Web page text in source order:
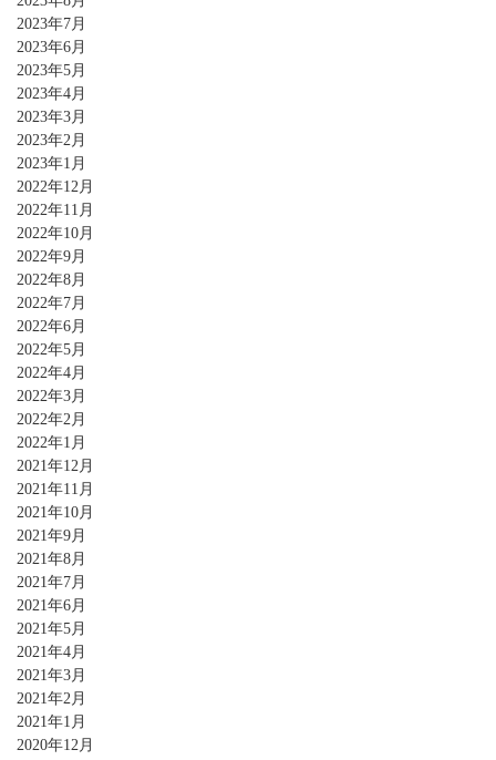
2023年7月
2023年6月
2023年5月
2023年4月
2023年3月
2023年2月
2023年1月
2022年12月
2022年11月
2022年10月
2022年9月
2022年8月
2022年7月
2022年6月
2022年5月
2022年4月
2022年3月
2022年2月
2022年1月
2021年12月
2021年11月
2021年10月
2021年9月
2021年8月
2021年7月
2021年6月
2021年5月
2021年4月
2021年3月
2021年2月
2021年1月
2020年12月